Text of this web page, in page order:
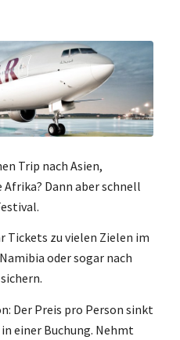
Trip nach Asien,
Dann aber schnell
Tickets zu vielen Zielen im
oder sogar nach
Der Preis pro Person sinkt
einer Buchung. Nehmt